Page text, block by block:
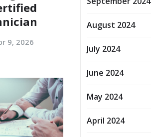
9, 2026
August 2024
July 2024
June 2024
May 2024
April 2024